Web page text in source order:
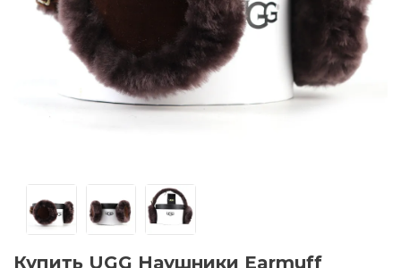
Купить UGG Наушники Earmuff